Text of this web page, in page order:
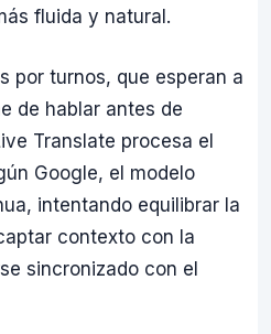
fluida y natural.
por turnos, que esperan a
de hablar antes de
Translate procesa el
Google, el modelo
intentando equilibrar la
contexto con la
sincronizado con el